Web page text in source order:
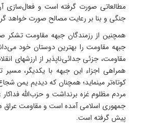
مطالعاتی صورت گرفته است و فعال‌سازی
جنگی و بنا بر رعایت مصالح صورت خواهد
همچنین از رزمندگان جبهه مقاومت تشکر
جبهه مقاومت را بهترین دوستان خود
مقاومت، جزئی جدائی‌ناپذیر از ارزشهای
همراهی اجزاء این جبهه با یکدیگر،
کوتاه‌تر مینماید؛ همچنان که دیدیم یمن
مردم مظلوم غزه برنداشت و حزب‌الله فداکار
جمهوری اسلامی آمده است و مقاومت عراق
پیش گرفته است.